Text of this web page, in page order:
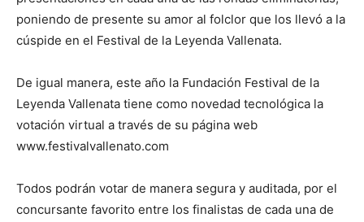
poniendo de presente su amor al folclor que los llevó a la
cúspide en el Festival de la Leyenda Vallenata.
De igual manera, este año la Fundación Festival de la
Leyenda Vallenata tiene como novedad tecnológica la
votación virtual a través de su página web
www.festivalvallenato.com
Todos podrán votar de manera segura y auditada, por el
concursante favorito entre los finalistas de cada una de